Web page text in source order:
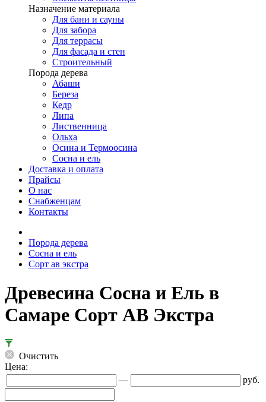
Назначение материала
Для бани и сауны
Для забора
Для террасы
Для фасада и стен
Строительный
Порода дерева
Абаши
Береза
Кедр
Липа
Лиственница
Ольха
Осина и Термоосина
Сосна и ель
Доставка и оплата
Прайсы
О нас
Снабженцам
Контакты
Порода дерева
Сосна и ель
Сорт ав экстра
Древесина Сосна и Ель в
Самаре Сорт АВ Экстра
Очистить
Цена:
—
руб.